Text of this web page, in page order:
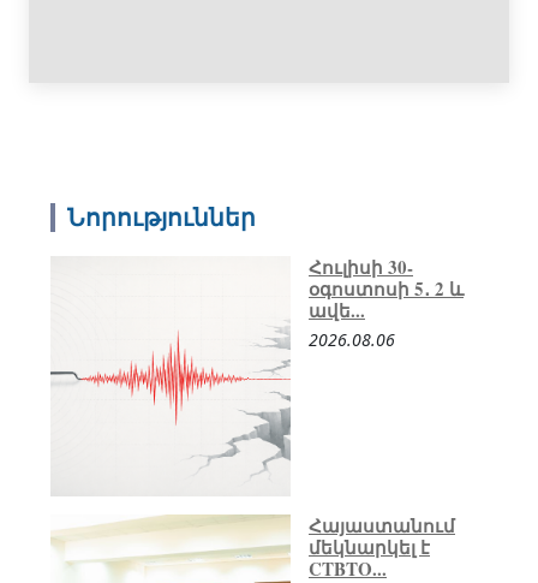
Նորություններ
Հուլիսի 30-
օգոստոսի 5․ 2 և
ավե...
2026.08.06
Հայաստանում
մեկնարկել է
CTBTO...